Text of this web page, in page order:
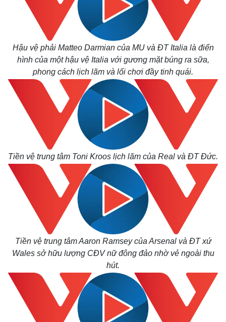
Hậu vệ phải Matteo Darmian của MU và ĐT Italia là điển
hình của một hậu vệ Italia với gương mặt búng ra sữa,
phong cách lịch lãm và lối chơi đầy tinh quái.
Tiền vệ trung tâm Toni Kroos lịch lãm của Real và ĐT Đức.
Tiền vệ trung tâm Aaron Ramsey của Arsenal và ĐT xứ
Wales sở hữu lượng CĐV nữ đông đảo nhờ vẻ ngoài thu
hút.